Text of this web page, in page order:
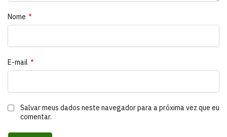
Nome *
E-mail *
Salvar meus dados neste navegador para a próxima vez que eu
comentar.